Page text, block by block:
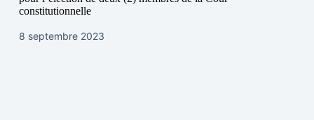
constitutionnelle
8 septembre 2023